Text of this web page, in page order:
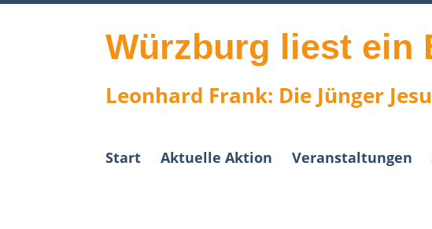
Skip
Würzburg liest ein
Leonhard Frank: Die Jünger Jesu
Start Aktuelle Aktion Veranstaltungen